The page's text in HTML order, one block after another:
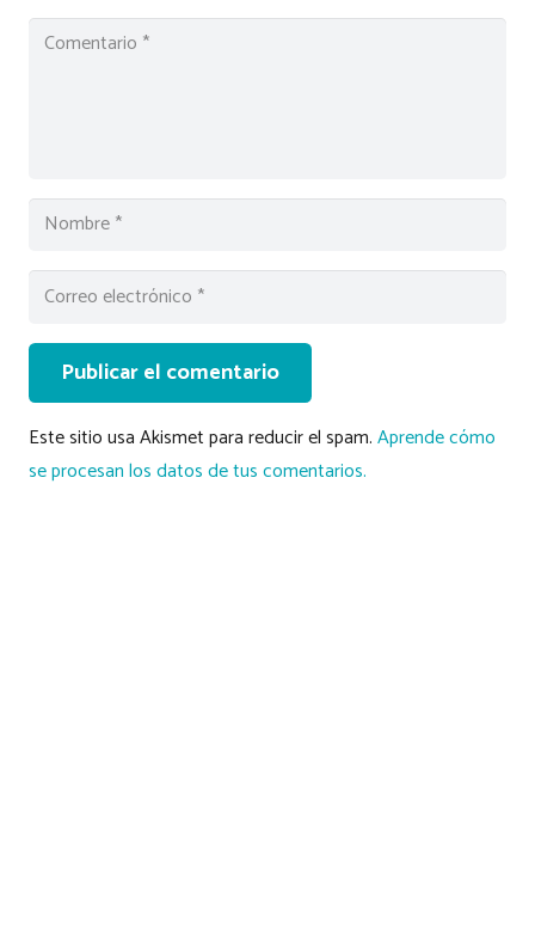
Publicar el comentario
Este sitio usa Akismet para reducir el spam.Aprende cómo
se procesan los datos de tus comentarios.